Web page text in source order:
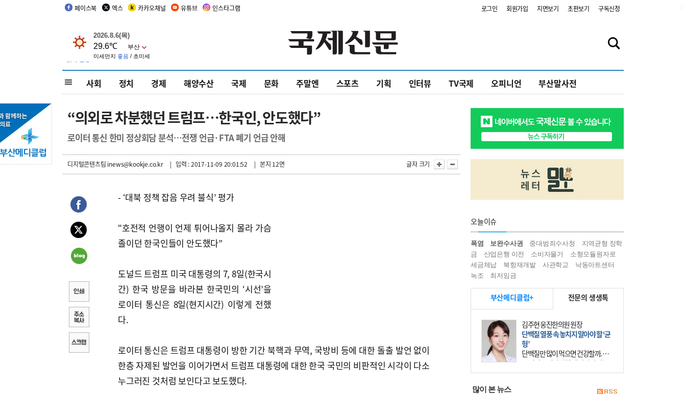
페이스북 엑스 카카오채널 유튜브 인스타그램 로그인 회원가입 지면보기 초판보기 구독신청
사회 정치 경제 해양수산 국제 문화 주말엔 스포츠 기획 인터뷰 TV국제 오피니언 부산말사전
“의외로 차분했던 트럼프…한국인, 안도했다”
로이터 통신 한미 정상회담 분석…전쟁 언급·FTA 폐기 언급 안해
디지털콘텐츠팀 inews@kookje.co.kr | 입력 : 2017-11-09 20:01:52 | 본지 12면 글자 크기
- ‘대북 정책 잡음 우려 불식’ 평가
“호전적 언행이 언제 튀어나올지 몰라 가슴
졸이던 한국인들이 안도했다”
도널드 트럼프 미국 대통령의 7, 8일(한국시
간) 한국 방문을 바라본 한국민의 ‘시선’을
로이터 통신은 8일(현지시간) 이렇게 전했
다.
로이터 통신은 트럼프 대통령이 방한 기간 북핵과 무역, 국방비 등에 대한 돌출 발언 없이
한층 자제된 발언을 이어가면서 트럼프 대통령에 대한 한국 국민의 비판적인 시각이 다소
누그러진 것처럼 보인다고 보도했다.
오늘이슈
폭염 보완수사권 중대범죄수사청
지역균형 장학
금
산업은행 이전 소비자물가
소형모듈원자로
세금체납
북항재개발 사관학교
낙동아트센터
녹조
최저임금
부산메디클럽+ 전문의 생생톡
김주현 웅진한의원 원장
단백질 열풍 속 놓치지 말아야 할 ‘균
형’
단백질만 많이 먹으면 건강할까. 요
즘 건강을 이야기할 때 빠지지 않는
키워드가 단백질이다. 헬스장을 다니
많이 본 뉴스